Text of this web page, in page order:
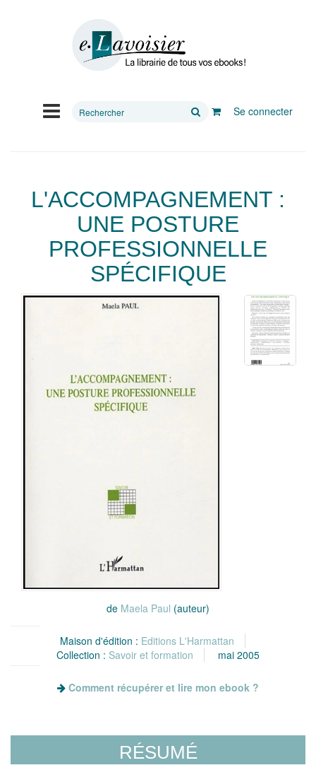
Rechercher
Se connecter
L'ACCOMPAGNEMENT :
UNE POSTURE
PROFESSIONNELLE
SPÉCIFIQUE
de Maela Paul (auteur)
Maison d'édition : Editions L'Harmattan
Collection : Savoir et formation mai 2005
Comment récupérer et lire mon ebook ?
RÉSUMÉ